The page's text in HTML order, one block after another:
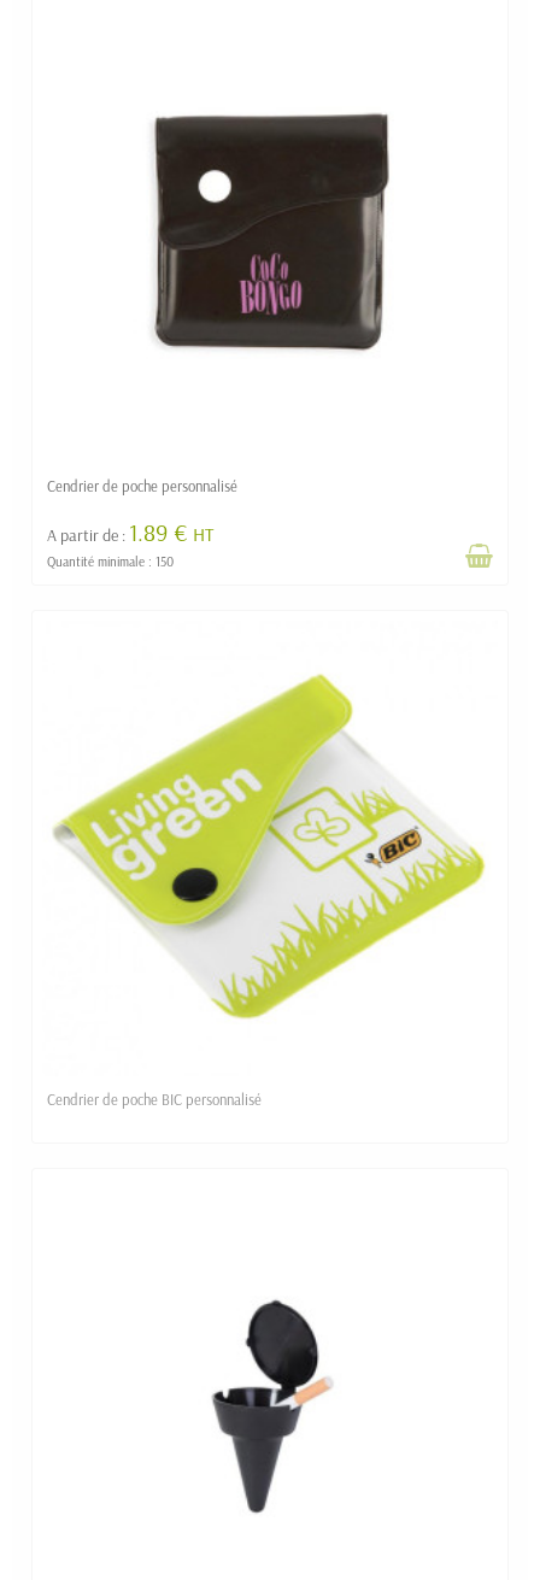
Cendrier de poche personnalisé
A partir de : 1.89 € HT
Quantité minimale : 150
Cendrier de poche BIC personnalisé